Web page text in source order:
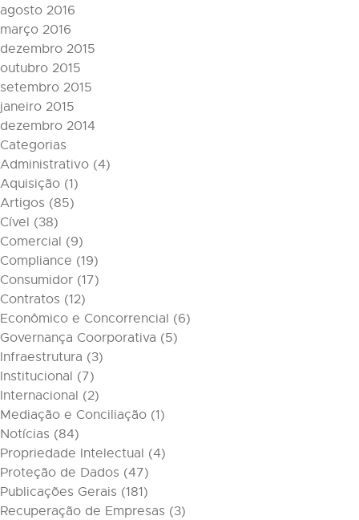
agosto 2016
março 2016
dezembro 2015
outubro 2015
setembro 2015
janeiro 2015
dezembro 2014
Categorias
Administrativo (4)
Aquisição (1)
Artigos (85)
Cível (38)
Comercial (9)
Compliance (19)
Consumidor (17)
Contratos (12)
Econômico e Concorrencial (6)
Governança Coorporativa (5)
Infraestrutura (3)
Institucional (7)
Internacional (2)
Mediação e Conciliação (1)
Notícias (84)
Propriedade Intelectual (4)
Proteção de Dados (47)
Publicações Gerais (181)
Recuperação de Empresas (3)